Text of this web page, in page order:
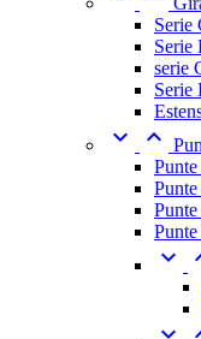
Serie
Serie
serie
Serie
 
